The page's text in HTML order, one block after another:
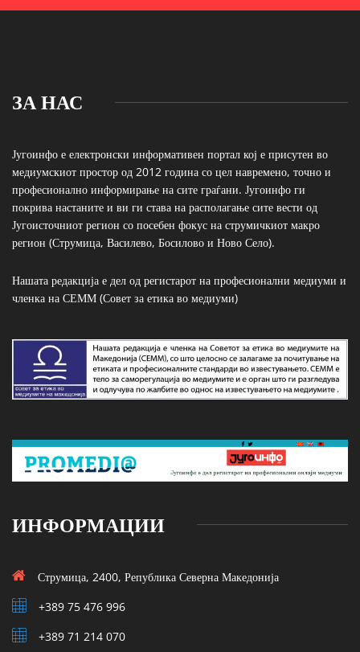
ЗА НАС
Југоинфо е електронски информативен портал кој е присутен во
медиумскиот простор од 2012 година со цел навремено, точно и
професионално информирање на сите граѓани. Југоинфо ги
покрива настаните и ви ги става на располагање сите вести од
Југоисточниот регион со посебен фокус на струмичкиот макро
регион (Струмица, Василево, Босилово и Ново Село).
Нашата редакција е дел од регистарот на професионални медиуми и
членка на СЕММ (Совет за етика во медиуми)
ИНФОРМАЦИИ
Струмица, 2400, Република Северна Македонија
+389 75 476 996
+389 71 214 070